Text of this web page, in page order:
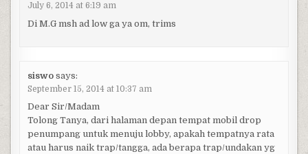
July 6, 2014 at 6:19 am
Di M.G msh ad low ga ya om, trims
siswo says:
September 15, 2014 at 10:37 am
Dear Sir/Madam
Tolong Tanya, dari halaman depan tempat mobil drop
penumpang untuk menuju lobby, apakah tempatnya rata
atau harus naik trap/tangga, ada berapa trap/undakan yg